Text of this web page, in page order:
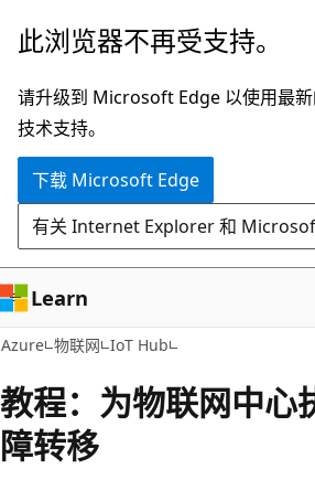
跳
主
要
内
此浏览器不再受支持。
请升级到 Microsoft Edge 以使用最
技术支持。
下载 Microsoft Edge
有关 Internet Explorer 和
Learn
Azure 物联网 IoT Hub
教程：为物联网中心
障转移